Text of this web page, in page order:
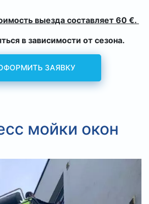
выезда составляет 60 €.
в зависимости от сезона.
ЗАЯВКУ
мойки окон